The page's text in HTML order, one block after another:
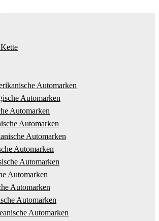
Automarken
Automarken
Automarken
Automarken
Automarken
Automarken
Automarken
Automarken
Automarken
Automarken
Automarken